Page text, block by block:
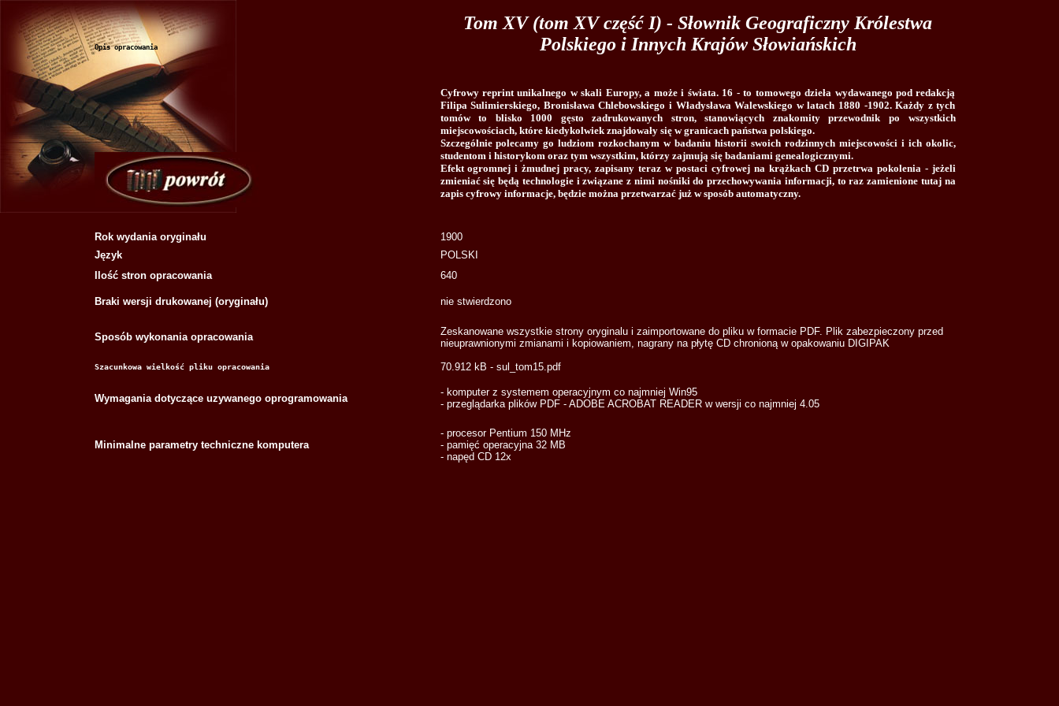
Opis opracowania
Tom XV (tom XV część I) - Słownik Geograficzny Królestwa
Polskiego i Innych Krajów Słowiańskich
Cyfrowy reprint unikalnego w skali Europy, a może i świata. 16 - to tomowego dzieła wydawanego pod redakcją
Filipa Sulimierskiego, Bronisława Chlebowskiego i Władysława Walewskiego w latach 1880 -1902. Każdy z tych
tomów to blisko 1000 gęsto zadrukowanych stron, stanowiących znakomity przewodnik po wszystkich
miejscowościach, które kiedykolwiek znajdowały się w granicach państwa polskiego.
Szczególnie polecamy go ludziom rozkochanym w badaniu historii swoich rodzinnych miejscowości i ich okolic,
studentom i historykom oraz tym wszystkim, którzy zajmują się badaniami genealogicznymi.
Efekt ogromnej i żmudnej pracy, zapisany teraz w postaci cyfrowej na krążkach CD przetrwa pokolenia - jeżeli
zmieniać się będą technologie i związane z nimi nośniki do przechowywania informacji, to raz zamienione tutaj na
zapis cyfrowy informacje, będzie można przetwarzać już w sposób automatyczny.
Rok wydania oryginału
1900
Język
POLSKI
Ilość stron opracowania
640
Braki wersji drukowanej (oryginału) nie stwierdzono
Sposób wykonania opracowania
Zeskanowane wszystkie strony oryginalu i zaimportowane do pliku w formacie PDF. Plik zabezpieczony przed
nieuprawnionymi zmianami i kopiowaniem, nagrany na płytę CD chronioną w opakowaniu DIGIPAK
Szacunkowa wielkość pliku opracowania 70.912kB - sul_tom15.pdf
Wymagania dotyczące uzywanego oprogramowania
- komputer z systemem operacyjnym co najmniej Win95
- przeglądarka plików PDF - ADOBE ACROBAT READER w wersji co najmniej 4.05
Minimalne parametry techniczne komputera
- procesor Pentium 150 MHz
- pamięć operacyjna 32 MB
- napęd CD 12x